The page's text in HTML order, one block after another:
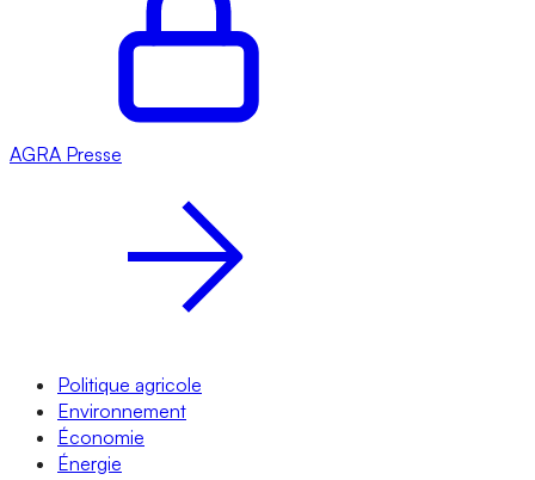
AGRA Presse
Politique agricole
Environnement
Économie
Énergie